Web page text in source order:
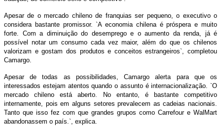
Apesar de o mercado chileno de franquias ser pequeno, o executivo o
considera bastante promissor. `A economia chilena é próspera e muito
forte. Com a diminuição do desemprego e o aumento da renda, já é
possível notar um consumo cada vez maior, além do que os chilenos
valorizam e gostam dos produtos e conceitos estrangeiros`, completou
Camargo.
Apesar de todas as possibilidades, Camargo alerta para que os
interessados estejam atentos quando o assunto é internacionalização. `O
mercado chileno está aberto. No entanto, é bastante competitivo
internamente, pois em alguns setores prevalecem as cadeias nacionais.
Tanto que isso fez com que grandes grupos como Carrefour e WalMart
abandonassem o país.`, explica.